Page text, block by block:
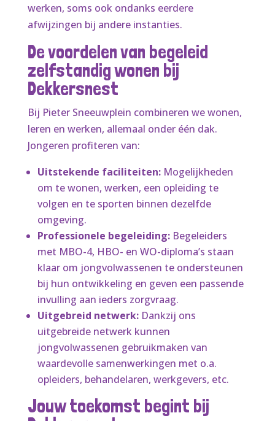
werken, soms ook ondanks eerdere
afwijzingen bij andere instanties.
De voordelen van begeleid
zelfstandig wonen bij
Dekkersnest
Bij Pieter Sneeuwplein combineren we wonen,
leren en werken, allemaal onder één dak.
Jongeren profiteren van:
Uitstekende faciliteiten:Mogelijkheden
om te wonen, werken, een opleiding te
volgen en te sporten binnen dezelfde
omgeving.
Professionele begeleiding:Begeleiders
met MBO-4, HBO- en WO-diploma’s staan
klaar om jongvolwassenen te ondersteunen
bij hun ontwikkeling en geven een passende
invulling aan ieders zorgvraag.
Uitgebreid netwerk:Dankzij ons
uitgebreide netwerk kunnen
jongvolwassenen gebruikmaken van
waardevolle samenwerkingen met o.a.
opleiders, behandelaren, werkgevers, etc.
Jouw toekomst begint bij